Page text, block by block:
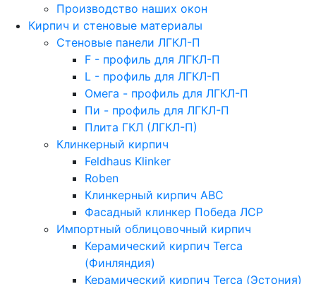
Производство наших окон
Кирпич и стеновые материалы
Стеновые панели ЛГКЛ-П
F - профиль для ЛГКЛ-П
L - профиль для ЛГКЛ-П
Омега - профиль для ЛГКЛ-П
Пи - профиль для ЛГКЛ-П
Плита ГКЛ (ЛГКЛ-П)
Клинкерный кирпич
Feldhaus Klinker
Roben
Клинкерный кирпич ABC
Фасадный клинкер Победа ЛСР
Импортный облицовочный кирпич
Керамический кирпич Terca
(Финляндия)
Керамический кирпич Terca (Эстония)